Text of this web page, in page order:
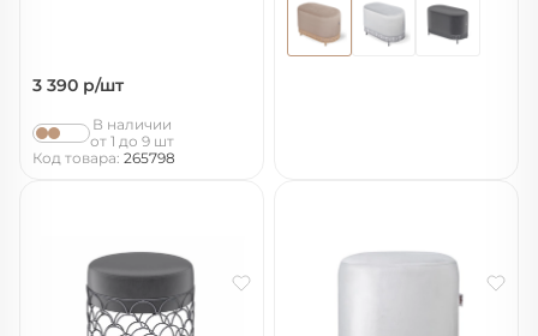
3 390 р/шт
В наличии
от 1 до 9 шт
Код товара: 265798